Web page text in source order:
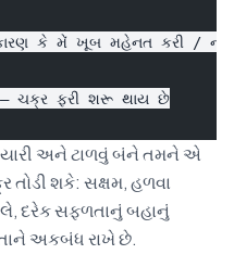
કે મેં ખૂબ મહેનત કરી /
— ચક્ર ફરી શરૂ થાય છે
અને ટાળવું બંને તમને એ
તોડી શકે: સક્ષમ, હળવા
દરેક સફળતાનું બહાનું
અકબંધ રાખે છે.